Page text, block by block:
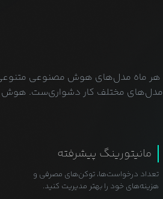
هر ماه مدل‌های هوش مصنوعی متنوعی
مدل‌های مختلف کار دشواری‌ست. هوش
مانیتورینگ پیشرفته
تعداد درخواست‌ها، توکن‌های مصرفی و
هزینه‌های خود را بهتر مدیریت کنید.